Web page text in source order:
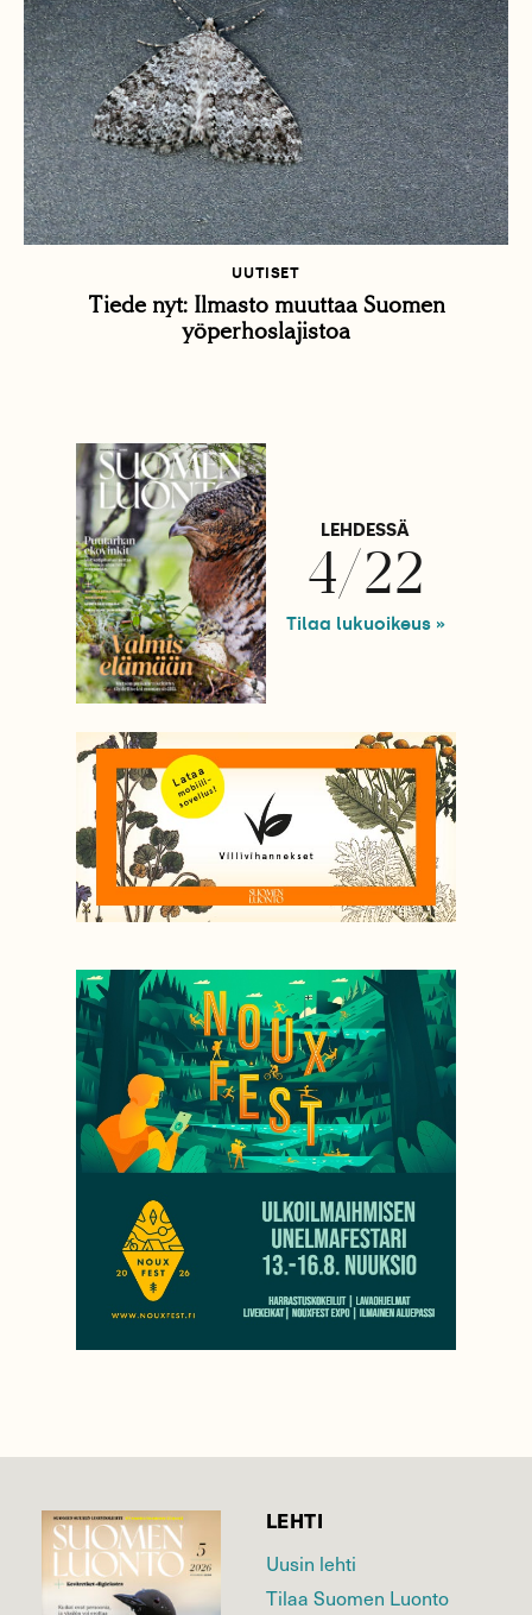
UUTISET
Tiede nyt: Ilmasto muuttaa Suomen
yöperhoslajistoa
LEHDESSÄ
4/22
Tilaa lukuoikeus »
LEHTI
Uusin lehti
Tilaa Suomen Luonto